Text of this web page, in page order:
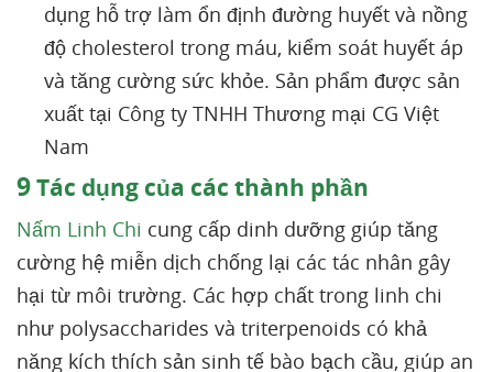
dụng hỗ trợ làm ổn định đường huyết và nồng
độ cholesterol trong máu, kiểm soát huyết áp
và tăng cường sức khỏe. Sản phẩm được sản
xuất tại Công ty TNHH Thương mại CG Việt
Nam
9Tác dụng của các thành phần
Nấm Linh Chi cung cấp dinh dưỡng giúp tăng
cường hệ miễn dịch chống lại các tác nhân gây
hại từ môi trường. Các hợp chất trong linh chi
như polysaccharides và triterpenoids có khả
năng kích thích sản sinh tế bào bạch cầu, giúp an